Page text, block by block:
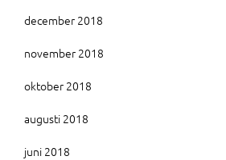
december 2018
november 2018
oktober 2018
augusti 2018
juni 2018